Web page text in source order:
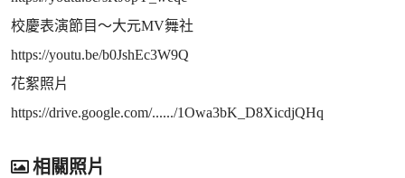
校慶表演節目～大元MV舞社
https://youtu.be/b0JshEc3W9Q
花絮照片
https://drive.google.com/....../1Owa3bK_D8XicdjQHq
相關照片